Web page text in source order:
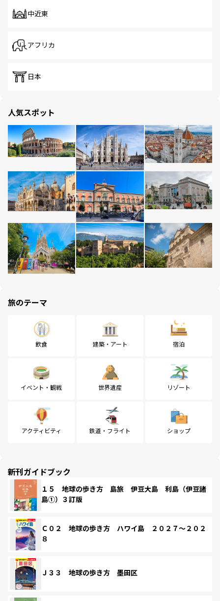
中近東
アフリカ
日本
人気スポット
旅のテーマ
飲食 建築・アート 宿泊
イベント・観戦 世界遺産 リゾート
アクティビティ 鉄道・フライト ショップ
新刊ガイドブック
１５ 地球の歩き方 島旅 伊豆大島 利島（伊豆諸
島①）３訂版
Ｃ０２ 地球の歩き方 ハワイ島 ２０２７～２０２
８
Ｊ３３ 地球の歩き方 墨田区